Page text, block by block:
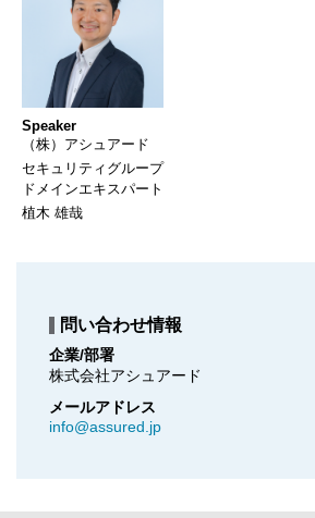
Speaker
（株）アシュアード
セキュリティグループ
ドメインエキスパート
植木 雄哉
問い合わせ情報
企業/部署
株式会社アシュアード
メールアドレス
info@assured.jp